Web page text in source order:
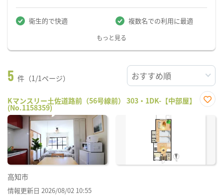
衛生的で快適 複数名での利用に最適
もっと見る
5 件（1/1ページ）
Kマンスリー土佐道路前（56号線前） 303・1DK-【中部屋】
(No.1158359)
に入
高知市
情報更新日 2026/08/02 10:55